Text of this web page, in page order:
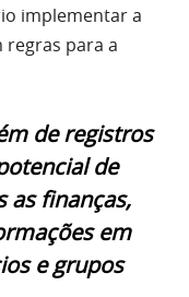
implementar a
regras para a
de registros
de
as finanças,
em
e grupos